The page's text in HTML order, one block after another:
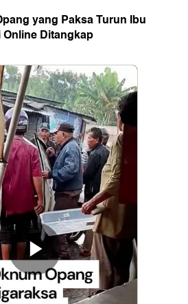
yang Paksa Turun Ibu
Ditangkap